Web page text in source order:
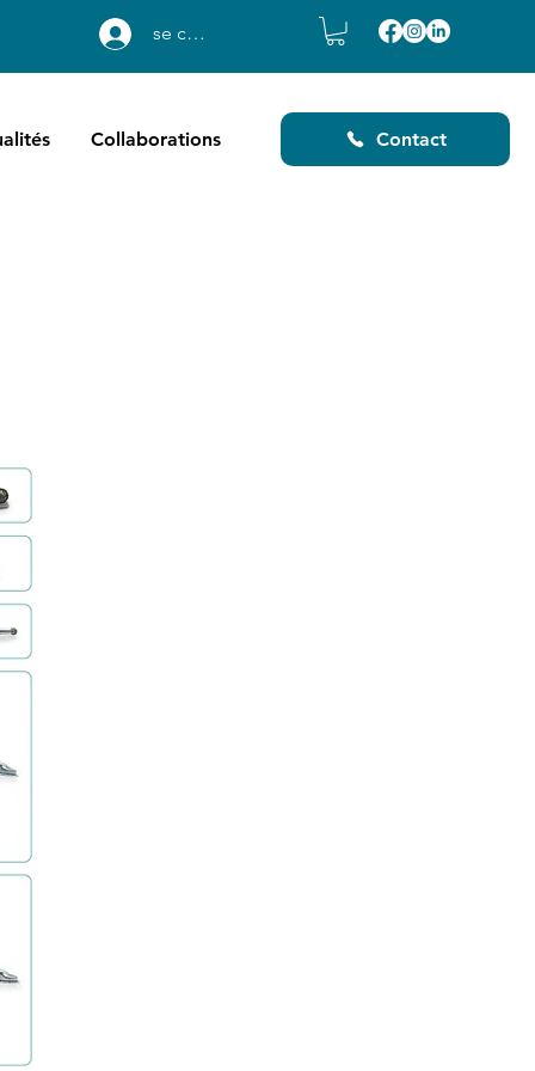
se connecter
Collaborations Contact